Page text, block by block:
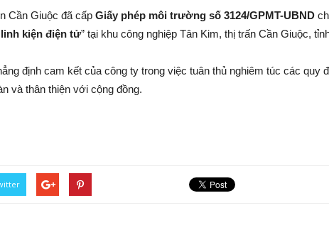
Cần Giuộc đã cấp Giấy phép môi trường số 3124/GPMT-UBND
kiện điện tử” tại khu công nghiệp Tân Kim, thị trấn Cần Giuộc,
định cam kết của công ty trong việc tuân thủ nghiêm túc các quy
và thân thiện với cộng đồng.